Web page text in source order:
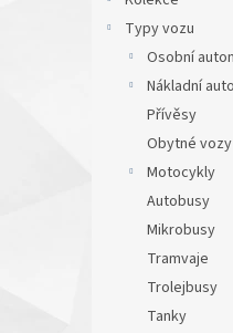
Typy vozu
Osobní
Nákladní
Přívěsy
Obytné vozy
Motocykly
Autobusy
Mikrobusy
Tramvaje
Trolejbusy
Tanky